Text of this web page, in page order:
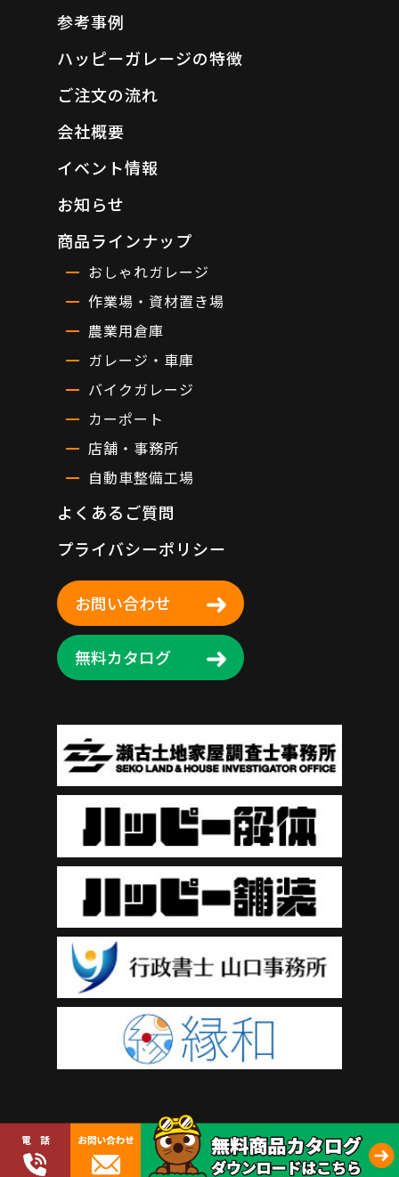
参考事例
ハッピーガレージの特徴
ご注文の流れ
会社概要
イベント情報
お知らせ
商品ラインナップ
おしゃれガレージ
作業場・資材置き場
農業用倉庫
ガレージ・車庫
バイクガレージ
カーポート
店舗・事務所
自動車整備工場
よくあるご質問
プライバシーポリシー
お問い合わせ
無料カタログ